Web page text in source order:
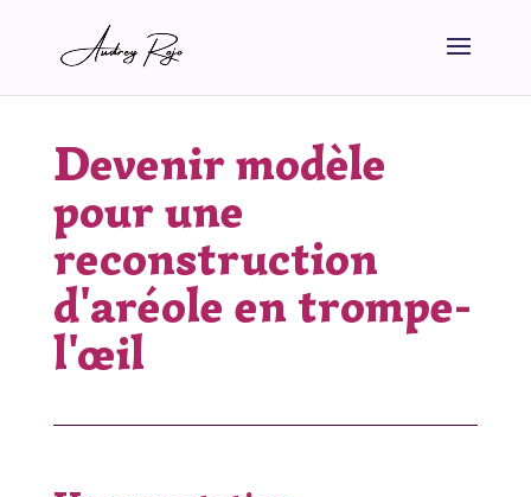
Devenir modèle
pour une
reconstruction
d'aréole en trompe-
l'œil